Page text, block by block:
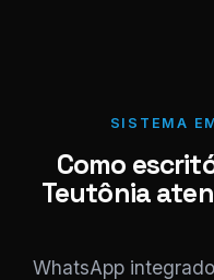
SISTEMA
Como
Teutônia
WhatsApp